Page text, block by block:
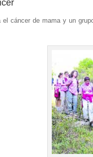
cáncer de mama y un